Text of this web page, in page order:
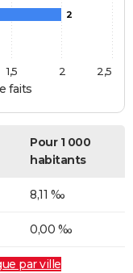
faits
2
1,5 2 2,5
Pour 1 000
habitants
8,11 ‰
0,00 ‰
par ville